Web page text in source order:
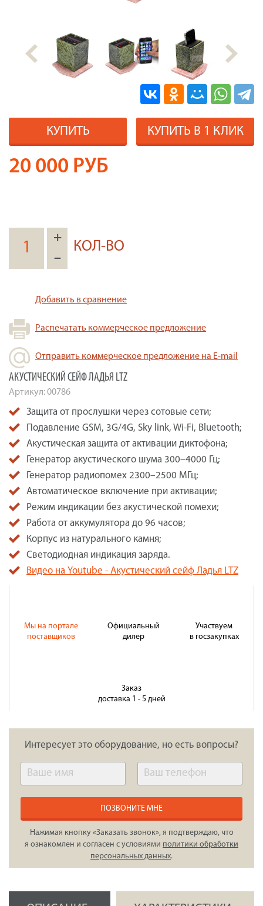
КУПИТЬ КУПИТЬ В 1 КЛИК
20 000 РУБ
+
–
КОЛ-ВО
Добавить в сравнение
Распечатать коммерческое предложение
Отправить коммерческое предложение на E-mail
АКУСТИЧЕСКИЙ СЕЙФ ЛАДЬЯ LTZ
Артикул:00786
Защита от прослушки через сотовые сети;
Подавление GSM, 3G/4G, Sky link, Wi-Fi, Bluetooth;
Акустическая защита от активации диктофона;
Генератор акустического шума 300–4000 Гц;
Генератор радиопомех 2300–2500 МГц;
Автоматическое включение при активации;
Режим индикации без акустической помехи;
Работа от аккумулятора до 96 часов;
Корпус из натурального камня;
Светодиодная индикация заряда.
Видео на Youtube - Акустический сейф Ладья LTZ
Мы на портале
поставщиков
Официальный
дилер
Участвуем
в госзакупках
Заказ
доставка 1 - 5 дней
Интересует это оборудование, но есть вопросы?
ПОЗВОНИТЕ МНЕ
Нажимая кнопку «Заказать звонок», я подтверждаю, что
я ознакомлен и согласен с условиями политики обработки
персональных данных.